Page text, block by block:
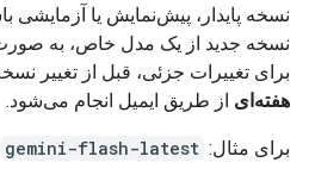
نسخه پایدار، پیش‌نمایش یا آزمایشی
نسخه جدید از یک مدل خاص، به
برای تغییرات جزئی، قبل از تغییر
هفته‌ای از طریق ایمیل انجام می‌شود.
برای مثال: gemini-flash-latest